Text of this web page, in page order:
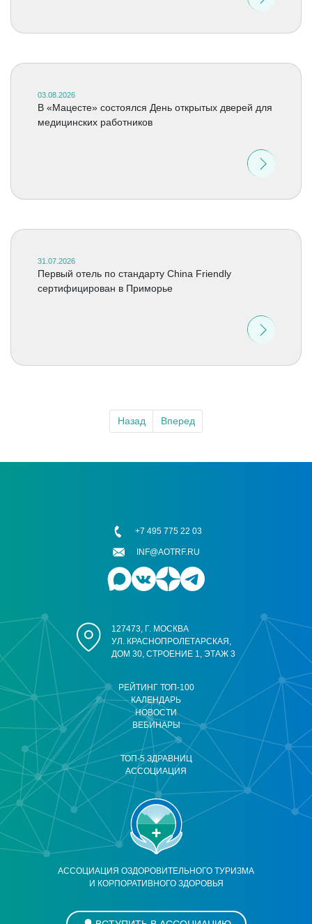
03.08.2026
В «Мацесте» состоялся День открытых дверей для
медицинских работников
31.07.2026
Первый отель по стандарту China Friendly
сертифицирован в Приморье
Назад Вперед
АССОЦИАЦИЯ ОЗДОРОВИТЕЛЬНОГО ТУРИЗМА
И КОРПОРАТИВНОГО ЗДОРОВЬЯ
РЕЙТИНГ ТОП-100
КАЛЕНДАРЬ
НОВОСТИ
ВЕБИНАРЫ
ТОП-5 ЗДРАВНИЦ
АССОЦИАЦИЯ
127473, Г. МОСКВА
УЛ. КРАСНОПРОЛЕТАРСКАЯ,
ДОМ 30, СТРОЕНИЕ 1, ЭТАЖ 3
+7 495 775 22 03
INF@AOTRF.RU